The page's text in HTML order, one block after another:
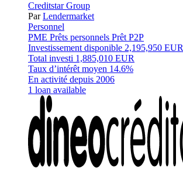
Creditstar Group
ParLendermarket
Personnel
PME Prêts personnels Prêt P2P
Investissement disponible 2,195,950 EUR
Total investi 1,885,010 EUR
Taux d’intérêt moyen 14.6%
En activité depuis 2006
1 loan available